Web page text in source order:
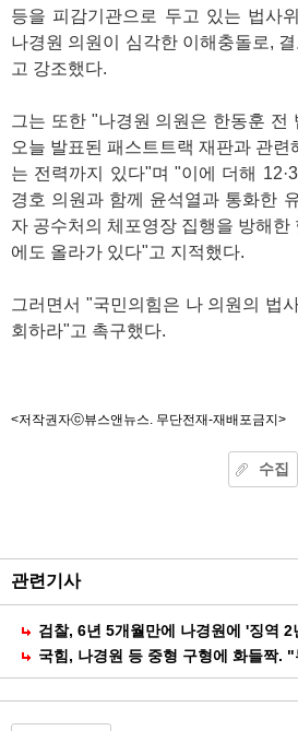
등을 피감기관으로 두고 있는 법사
나경원 의원이 심각한 이해충돌로,
고 강조했다.
그는 또한 "나경원 의원은 한동훈 전
오늘 발표된 패스트트랙 재판과 관
는 전력까지 있다"며 "이에 더해
경호 의원과 함께 윤석열과 통화한
자 공수처의 체포영장 집행을 방해
에도 올라가 있다"고 지적했다.
그러면서 "국민의힘은 나 의원의 법
회하라"고 촉구했다.
<저작권자ⓒ뷰스앤뉴스. 무단전재-재배포금지>
수집
공
유
관련기사
검찰, 6년 5개월만에 나경원에 '징역 2
국힘, 나경원 등 중형 구형에 화들짝.